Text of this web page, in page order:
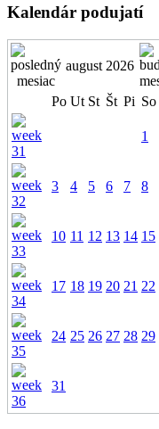
Kalendár podujatí
august 2026
Po Ut St Št Pi So
1
3 4 5 6 7 8
10 11 12 13 14 15
17 18 19 20 21 22
24 25 26 27 28 29
31